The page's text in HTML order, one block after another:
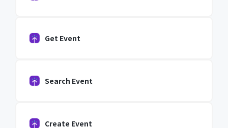
Get Event
Search Event
Create Event